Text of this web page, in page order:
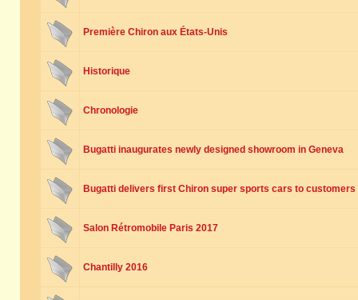
Première Chiron aux États-Unis
Historique
Chronologie
Bugatti inaugurates newly designed showroom in Geneva
Bugatti delivers first Chiron super sports cars to customers
Salon Rétromobile Paris 2017
Chantilly 2016